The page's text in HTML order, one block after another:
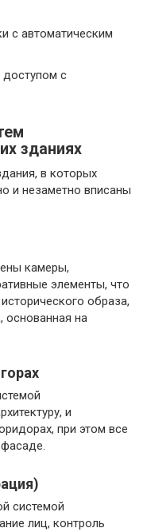
с автоматическим
доступом с
зданиях
в которых
и незаметно вписаны
камеры,
элементы, что
образа,
основанная на
и
при этом все
системой
лиц, контроль